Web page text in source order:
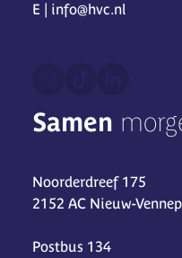
E | info@hvc.nl
Samen
Noorderdreef 175
2152 AC Nieuw-Vennep
Postbus 134